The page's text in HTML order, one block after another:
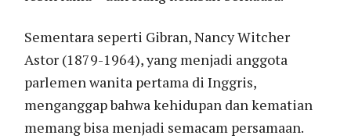
Sementara seperti Gibran, Nancy Witcher
Astor (1879-1964), yang menjadi anggota
parlemen wanita pertama di Inggris,
menganggap bahwa kehidupan dan kematian
memang bisa menjadi semacam persamaan.